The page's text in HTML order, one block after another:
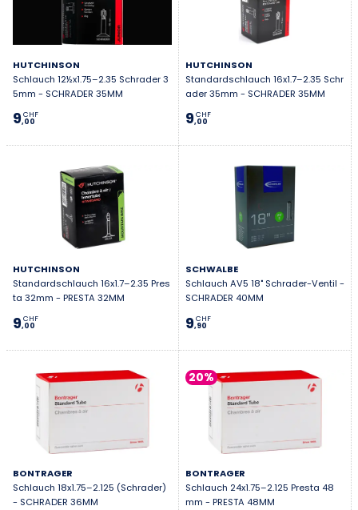
HUTCHINSON
Schlauch 12½x1.75–2.35 Schrader 3
5mm - SCHRADER 35MM
9,00
CHF
HUTCHINSON
Standardschlauch 16x1.7–2.35 Schr
ader 35mm - SCHRADER 35MM
9,00
CHF
HUTCHINSON
Standardschlauch 16x1.7–2.35 Pres
ta 32mm - PRESTA 32MM
9,00
CHF
SCHWALBE
Schlauch AV5 18" Schrader-Ventil -
SCHRADER 40MM
9,90
CHF
BONTRAGER
Schlauch 18x1.75–2.125 (Schrader)
- SCHRADER 36MM
20%
BONTRAGER
Schlauch 24x1.75–2.125 Presta 48
mm - PRESTA 48MM